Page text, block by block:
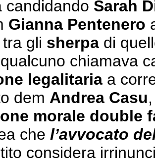
candidando Sarah
Gianna Pentenero
gli sherpa di
chiamava
legalitaria a
dem Andrea Casu
morale double
che l’avvocato
considera